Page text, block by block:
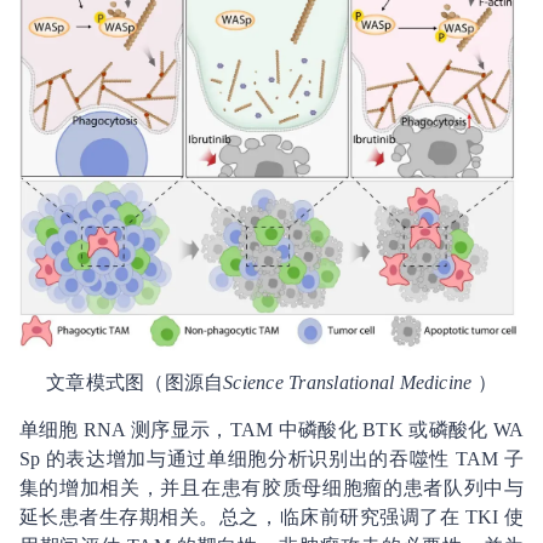
文章模式图（图源自Science Translational Medicine ）
单细胞 RNA 测序显示，TAM 中磷酸化 BTK 或磷酸化 WA
Sp 的表达增加与通过单细胞分析识别出的吞噬性 TAM 子
集的增加相关，并且在患有胶质母细胞瘤的患者队列中与
延长患者生存期相关。总之，临床前研究强调了在 TKI 使